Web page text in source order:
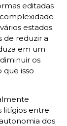
editadas
estados.
de reduzir a
em um
os
que isso
litígios entre
dos